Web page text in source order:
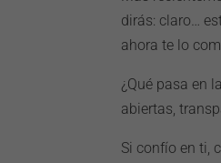
dirás: claro…
ahora te lo
¿Qué pasa en
abiertas,
Si confío en ti,